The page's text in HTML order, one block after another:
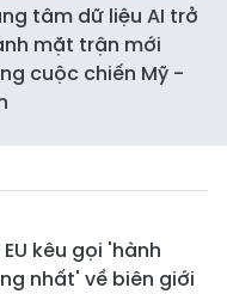
tâm dữ liệu AI trở
mặt trận mới
cuộc chiến Mỹ -
kêu gọi 'hành
nhất' về biên giới